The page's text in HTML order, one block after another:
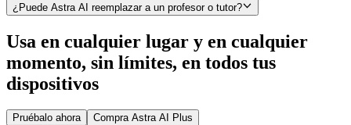
¿Puede Astra AI reemplazar a un profesor o tutor?
Usa en cualquier lugar y en cualquier
momento, sin límites, en todos tus
dispositivos
Pruébalo ahora Compra Astra AI Plus